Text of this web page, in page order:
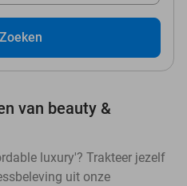
Zoeken
van beauty &
luxury'? Trakteer jezelf
uit onze